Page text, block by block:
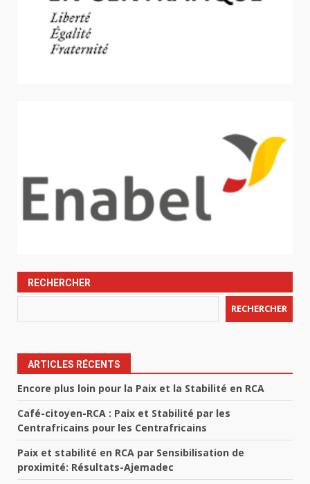
RECHERCHER
RECHERCHER
ARTICLES RÉCENTS
Encore plus loin pour la Paix et la Stabilité en RCA
Café-citoyen-RCA : Paix et Stabilité par les
Centrafricains pour les Centrafricains
Paix et stabilité en RCA par Sensibilisation de
proximité: Résultats-Ajemadec